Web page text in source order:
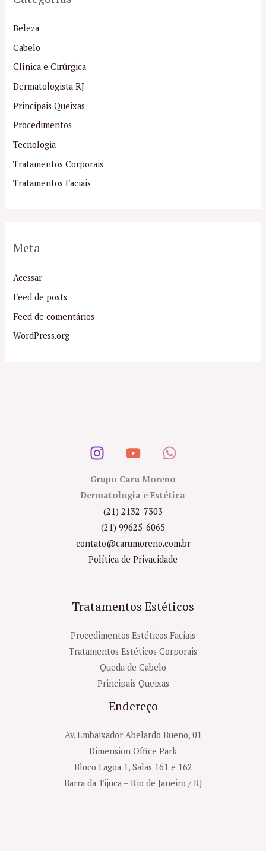
Beleza
Cabelo
Clínica e Cirúrgica
Dermatologista RJ
Principais Queixas
Procedimentos
Tecnologia
Tratamentos Corporais
Tratamentos Faciais
Meta
Acessar
Feed de posts
Feed de comentários
WordPress.org
Grupo Caru Moreno
Dermatologia e Estética
(21) 2132-7303
(21) 99625-6065
contato@carumoreno.com.br
Política de Privacidade
Tratamentos Estéticos
Procedimentos Estéticos Faciais
Tratamentos Estéticos Corporais
Queda de Cabelo
Principais Queixas
Endereço
Av. Embaixador Abelardo Bueno, 01
Dimension Office Park
Bloco Lagoa 1, Salas 161 e 162
Barra da Tijuca – Rio de Janeiro / RJ